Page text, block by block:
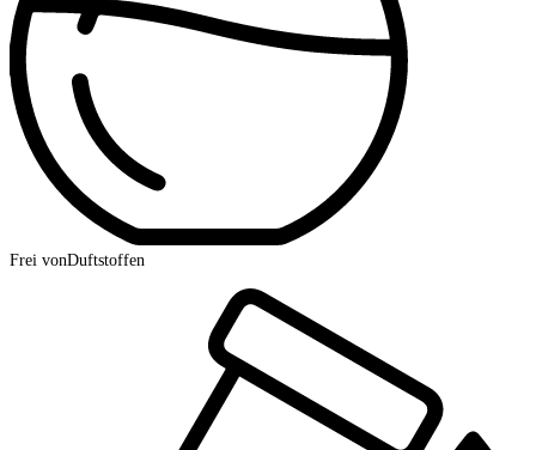
Frei vonDuftstoffen